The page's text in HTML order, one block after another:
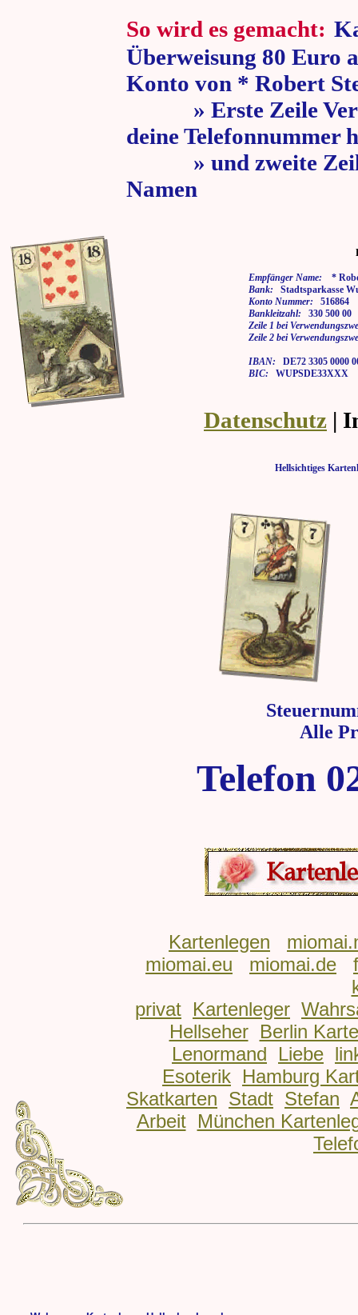
So wird es gemacht:
Überweisung 80 Euro
Konto von * Robert
» Erste Zeile
deine Telefonnummer
» und zweite Zeile
Namen
Empfänger Name: *
Bank: Stadtsparkasse
Konto Nummer: 516864
Bankleitzahl: 330 500 00
Zeile 1 bei
Zeile 2 bei
IBAN: DE72 3305 0000
BIC: WUPSDE33XXX
Datenschutz |
Hellsichtiges
Alle
Telefon
Kartenlegen
miomai.eu
miomai.de
privat Kartenleger
Hellseher
Berlin
Lenormand
Liebe
Esoterik Hamburg
Skatkarten Stadt Stefan
Arbeit
München